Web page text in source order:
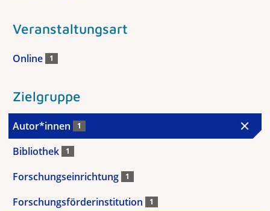
Veranstaltungsart
Online 1
Zielgruppe
Autor*innen 1
Bibliothek 1
Forschungseinrichtung 1
Forschungsförderinstitution 1